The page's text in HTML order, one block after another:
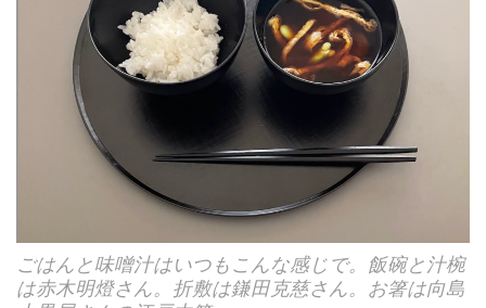
ごはんと味噌汁はいつもこんな感じで。飯碗と汁椀
は赤木明燈さん。折敷は鎌田克慈さん。お箸は向島